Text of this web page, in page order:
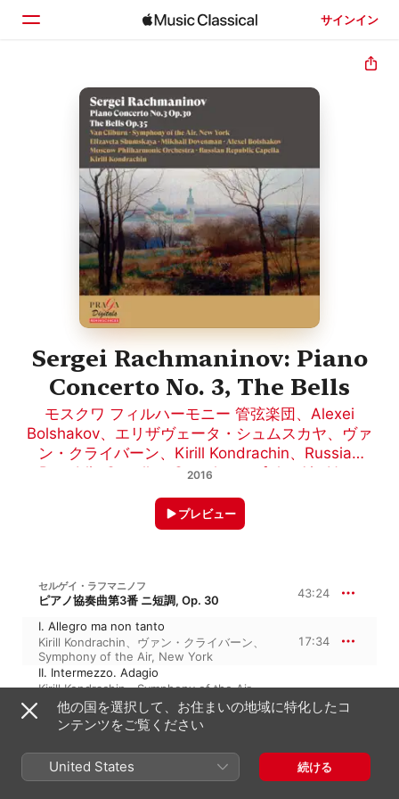
サインイン
ホーム
見つける
検索
Sergei Rachmaninov: Piano
Concerto No. 3, The Bells
モスクワ フィルハーモニー 管弦楽団 、 Alexei
Bolshakov、 エリザヴェータ・シュムスカヤ、 ヴァ
ン・クライバーン、 Kirill Kondrachin、 Russian
Republic Capella
Symphony of the Air, New
2016
プレビュー
セルゲイ・ラフマニノフ
ピアノ協奏曲第3番 ニ短調, Op. 30 43:24
I. Allegro ma non tanto
Kirill Kondrachin、 ヴァン・クライバーン、
Symphony of the Air, New York
17:34
II. Intermezzo. Adagio
Kirill Kondrachin、Symphony of the Air,
New York、Russian Republic Capella、ヴ
ァン・クライバーン
III. Finale. Alla breve
Symphony of the Air, New York、Kirill
Kondrachin、ヴァン・クライバーン
他の国を選択して、お住まいの地域に特化したコ
ンテンツをご覧ください
United States 続ける